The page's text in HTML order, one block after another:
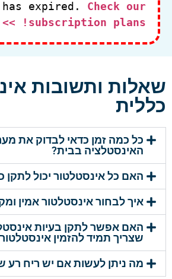
expired. Check our
subscription plans! >>
שאלות ותשובות
כללית
כל כמה זמן כדאי לבדוק את
האינסטלציה בבית?
האם כל אינסטלטור יכול לתקן
איך לבחור אינסטלטור אמין
האם אפשר לתקן בעיות
שצריך תמיד להזמין
מה ניתן לעשות אם יש ריח רע